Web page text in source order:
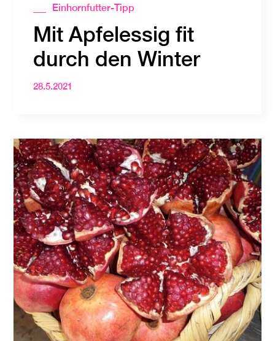
Einhornfutter-Tipp
Mit Apfelessig fit
durch den Winter
28.5.2021